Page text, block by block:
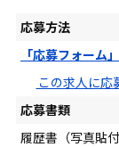
応募方法
「応募フォーム」
この求人に応
応募書類
履歴書（写真貼